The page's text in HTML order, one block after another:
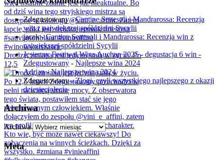
Drodzy, zmiana jest jedyną stałą w życiu. Po
12,5
Zdegustowany-Cantine Settesoli i Mandrarossa: Recenzja
win z największej spółdzielni Sycylii
jacek-Cantine Settesoli i Mandrarossa: Recenzja win z
największej spółdzielni Sycylii
Jesienny Festiwal Wina Auchan 2025 - degustacja 6 win -
Zdegustowany - Najlepsze wina 2024
Adrian-Najlepsze wina 2024
Zdegustowany-Złogi, czyli wszystkiego najlepszego z okazji
dziesięciolecia
Archiwa
Archiwa
Meta